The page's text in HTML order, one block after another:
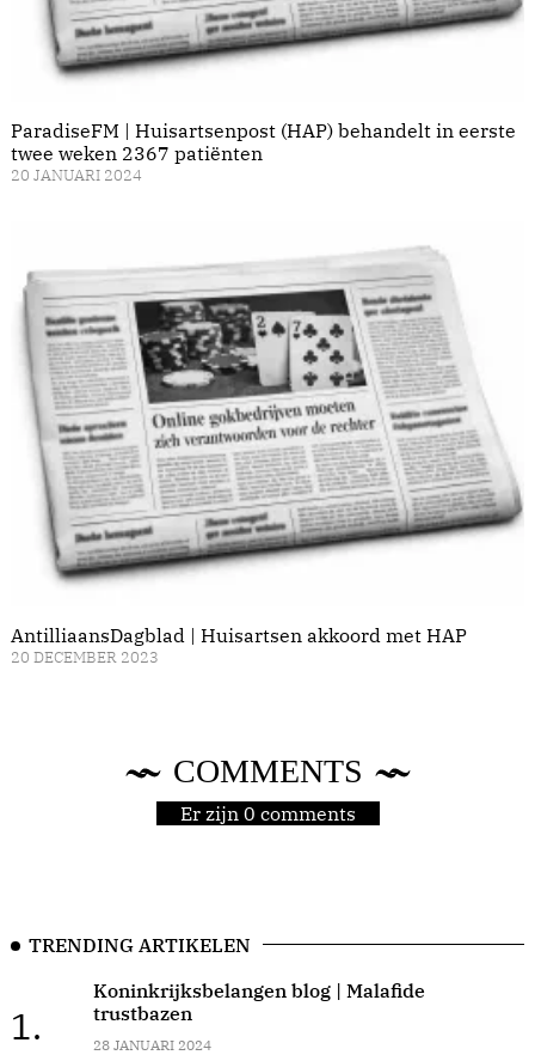
ParadiseFM | Huisartsenpost (HAP) behandelt in eerste
twee weken 2367 patiënten
20 JANUARI 2024
AntilliaansDagblad | Huisartsen akkoord met HAP
20 DECEMBER 2023
COMMENTS
Er zijn 0 comments
TRENDING ARTIKELEN
1.
Koninkrijksbelangen blog | Malafide
trustbazen
28 JANUARI 2024